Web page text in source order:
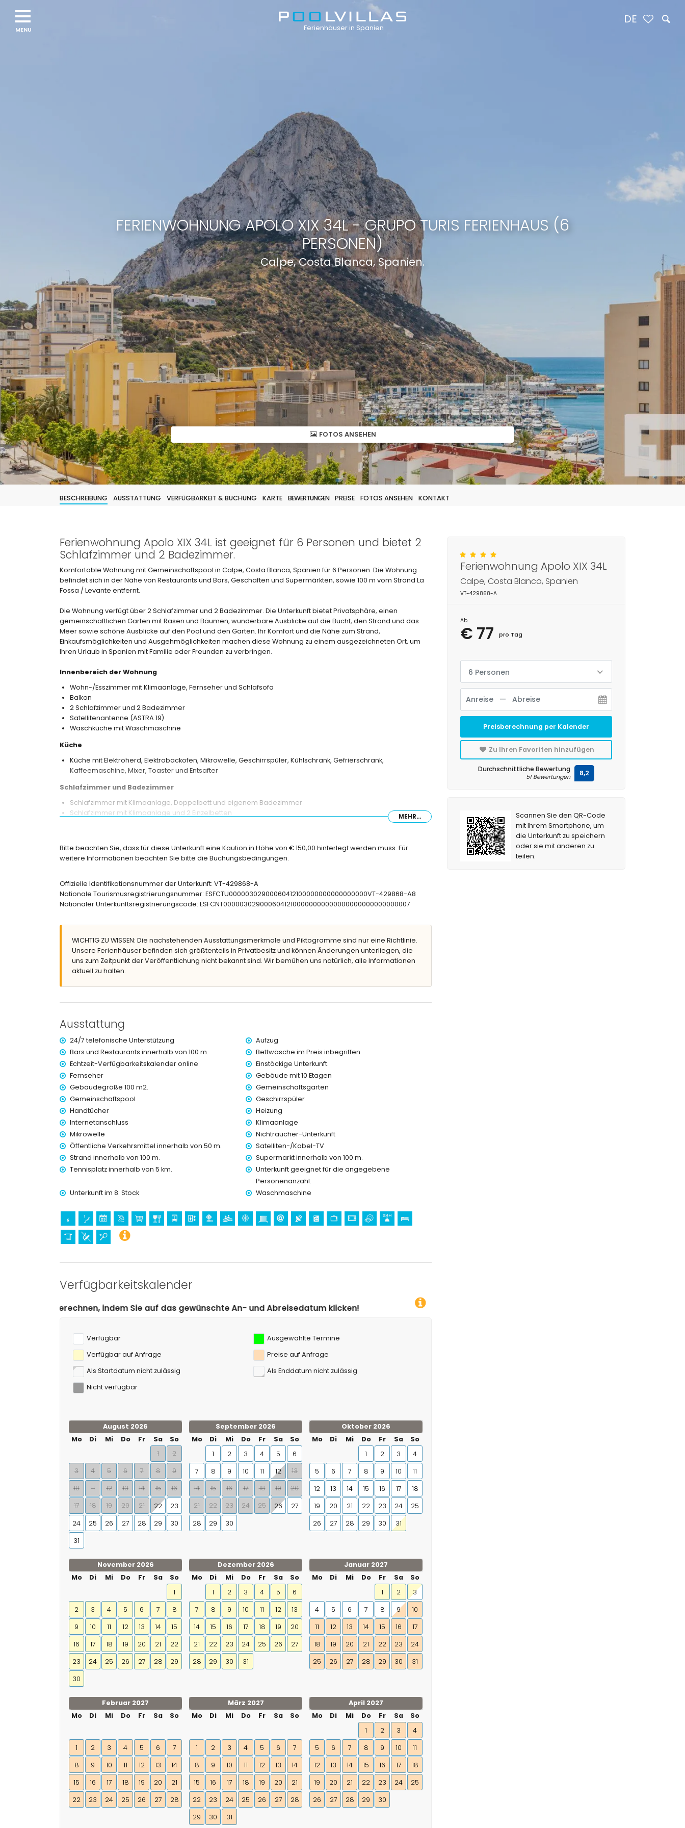
FERIENWOHNUNG APOLO XIX 34L - GRUPO TURIS FERIENHAUS (6
PERSONEN)
Calpe, Costa Blanca, Spanien.
FOTOS ANSEHEN
BESCHREIBUNG AUSSTATTUNG VERFÜGBARKEIT & BUCHUNG KARTE BEWERTUNGEN PREISE FOTOS ANSEHEN KONTAKT
Ferienwohnung Apolo XIX 34L ist geeignet für 6 Personen und bietet 2
Schlafzimmer und 2 Badezimmer.
Komfortable Wohnung mit Gemeinschaftspool in Calpe, Costa Blanca, Spanien für 6 Personen. Die Wohnung
befindet sich in der Nähe von Restaurants und Bars, Geschäften und Supermärkten, sowie 100 m vom Strand La
Fossa / Levante entfernt.
Die Wohnung verfügt über 2 Schlafzimmer und 2 Badezimmer. Die Unterkunft bietet Privatsphäre, einen
gemeinschaftlichen Garten mit Rasen und Bäumen, wunderbare Ausblicke auf die Bucht, den Strand und das
Meer sowie schöne Ausblicke auf den Pool und den Garten. Ihr Komfort und die Nähe zum Strand,
Einkaufsmöglichkeiten und Ausgehmöglichkeiten machen diese Wohnung zu einem ausgezeichneten Ort, um
Ihren Urlaub in Spanien mit Familie oder Freunden zu verbringen.
Innenbereich der Wohnung
Wohn-/Esszimmer mit Klimaanlage, Fernseher und Schlafsofa
Balkon
2 Schlafzimmer und 2 Badezimmer
Satellitenantenne (ASTRA 19)
Waschküche mit Waschmaschine
Küche
Küche mit Elektroherd, Elektrobackofen, Mikrowelle, Geschirrspüler, Kühlschrank, Gefrierschrank,
Kaffeemaschine, Mixer, Toaster und Entsafter
Schlafzimmer und Badezimmer
Schlafzimmer mit Klimaanlage, Doppelbett und eigenem Badezimmer
Schlafzimmer mit Klimaanlage und 2 Einzelbetten
Außenbereich der Wohnung
gemeinschaftlicher Garten mit Rasen und Bäumen
Außendusche
nächste Stadt: Calpe (innerhalb von 1000 Metern von der Wohnung)
nächster Strand: La Fossa / Levante (innerhalb von 100 Metern von der Wohnung)
nächster Flughafen: El Altet (Alicante) (innerhalb von 100 Kilometern von der Wohnung)
nahe öffentliche Verkehrsmittel: Bus innerhalb von 50 Metern
Rauchen nicht erlaubt
Das Gebäude, in dem sich die Unterkunft befindet, hat einen Aufzug.
Bügeleisen und Bügelbrett
Bettwäsche und Handtücher
24-Stunden-Notdienst
Ausstattung und Leistungen gegen Aufpreis
Zentralheizung
Kinderbett/Kinderreisebett (auf Anfrage)
Unterhaltungs- und Freizeitaktivitäten für Ihren Urlaub in Calpe, Costa Blanca
Themenpark (Terra Mítica), Zoo (Terra Natura und Mundomar) und Wasserpark (Aqua Natura und
Aqualandia) (innerhalb von 10 Kilometern von der Unterkunft)
Sport
MEHR...
Bitte beachten Sie, dass für diese Unterkunft eine Kaution in Höhe von € 150,00 hinterlegt werden muss. Für
weitere Informationen beachten Sie bitte die Buchungsbedingungen.
Offizielle Identifikationsnummer der Unterkunft: VT-429868-A
Nationale Tourismusregistrierungsnummer: ESFCTU00000302900060412100000000000000000VT-429868-A8
Nationaler Unterkunftsregistrierungscode: ESFCNT00000302900060412100000000000000000000000000007
WICHTIG ZU WISSEN: Die nachstehenden Ausstattungsmerkmale und Piktogramme sind nur eine Richtlinie.
Unsere Ferienhäuser befinden sich größtenteils in Privatbesitz und können Änderungen unterliegen, die
uns zum Zeitpunkt der Veröffentlichung nicht bekannt sind. Wir bemühen uns natürlich, alle Informationen
aktuell zu halten.
Ausstattung
24/7 telefonische Unterstützung
Aufzug
Bars und Restaurants innerhalb von 100 m.
Bettwäsche im Preis inbegriffen
Echtzeit-Verfügbarkeitskalender online
Einstöckige Unterkunft.
Fernseher
Gebäude mit 10 Etagen
Gebäudegröße 100 m2.
Gemeinschaftsgarten
Gemeinschaftspool
Geschirrspüler
Handtücher
Heizung
Internetanschluss
Klimaanlage
Mikrowelle
Nichtraucher-Unterkunft
Öffentliche Verkehrsmittel innerhalb von 50 m.
Satelliten-/Kabel-TV
Strand innerhalb von 100 m.
Supermarkt innerhalb von 100 m.
Tennisplatz innerhalb von 5 km.
Unterkunft geeignet für die angegebene
Personenanzahl.
Unterkunft im 8. Stock
Waschmaschine
Verfügbarkeitskalender
indem Sie auf das gewünschte An- und Abreisedatum klicken!
Verfügbar
Ausgewählte Termine
Verfügbar auf Anfrage
Preise auf Anfrage
Als Startdatum nicht zulässig
Als Enddatum nicht zulässig
Nicht verfügbar
August 2026
Mo
Di Mi Do Fr Sa
So
1
2
3
4 5 6 7 8
9
10
11 12 13 14 15
16
17
18 19 20 21 22
23
24
25 26 27 28 29
30
31
September 2026
Mo
Di Mi Do Fr Sa
So
1
2 3 4 5
6
7
8 9 10 11 12
13
14
15 16 17 18 19
20
21
22 23 24 25 26
27
28
29 30
Oktober 2026
Mo
Di Mi Do Fr Sa
So
1
2 3
4
5
6 7 8 9 10
11
12
13 14 15 16 17
18
19
20 21 22 23 24
25
26
27 28 29 30 31
November 2026
Mo
Di Mi Do Fr Sa
So
1
2
3 4 5 6 7
8
9
10 11 12 13 14
15
16
17 18 19 20 21
22
23
24 25 26 27 28
29
30
Dezember 2026
Mo
Di Mi Do Fr Sa
So
1
2 3 4 5
6
7
8 9 10 11 12
13
14
15 16 17 18 19
20
21
22 23 24 25 26
27
28
29 30 31
Januar 2027
Mo
Di Mi Do Fr Sa
So
1
2
3
4
5 6 7 8 9
10
11
12 13 14 15 16
17
18
19 20 21 22 23
24
25
26 27 28 29 30 31
Februar 2027
Mo
Di Mi Do Fr Sa So
1 2 3 4 5 6
7
8
9 10 11 12 13
14
15
16 17 18 19 20
21
22
23 24 25 26 27 28
März 2027
Mo
Di Mi Do Fr Sa So
1 2 3 4 5 6
7
8
9 10 11 12 13
14
15
16 17 18 19 20
21
22
23 24 25 26 27
28
29
30 31
April 2027
Mo
Di Mi Do Fr Sa
So
1
2 3
4
5
6 7 8 9 10
11
12
13 14 15 16 17
18
19
20 21 22 23 24
25
26
27 28 29 30
Ferienwohnung Apolo XIX 34L
Calpe, Costa Blanca, Spanien
VT-429868-A
Ab
€ 77 pro Tag
6 Personen
Preisberechnung per Kalender
Zu Ihren Favoriten hinzufügen
Durchschnittliche Bewertung
51 Bewertungen 8,2
Scannen Sie den QR-Code
mit Ihrem Smartphone, um
die Unterkunft zu speichern
oder sie mit anderen zu
teilen.
Ferienhäuser in Spanien
DE